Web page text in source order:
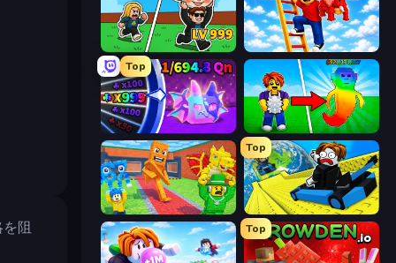
阻
Brainrot Arena Online Ladder to Brainhot: Climb
Top
Meeland.io Collect Brainrot Egg
Catch Brainrots From Bosses
Top
Cart Ride Danger Mount
Top